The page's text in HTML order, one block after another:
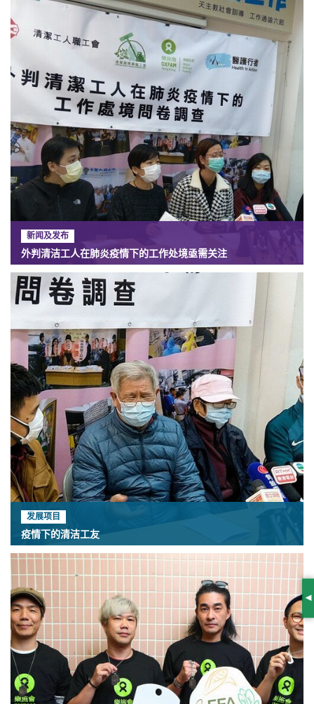
新闻及发布
外判清洁工人在肺炎疫情下的工作处境亟需关注
发展项目
疫情下的清洁工友